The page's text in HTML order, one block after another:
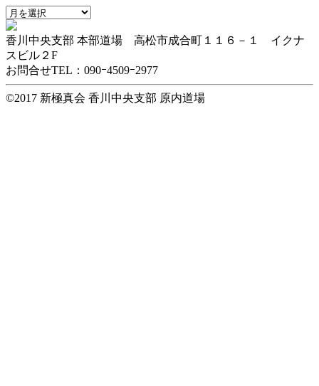
ー
ア
ー
カ
イ
ブ
香川中央支部 本部道場 高松市成合町１１６－１ イクナ
スビル２F
お問合せTEL：090ｰ4509ｰ2977
©2017 新極真会 香川中央支部 原内道場